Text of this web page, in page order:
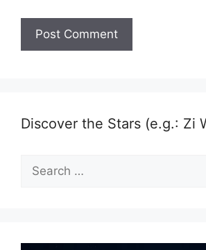
Discover the Stars (e.g.: Zi
Search
for: